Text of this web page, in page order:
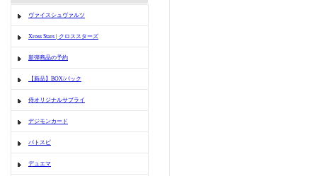
ヴァイスシュヴァルツ
Xross Stars | クロススターズ
新弾商品の予約
【新品】BOX/パック
侍オリジナルサプライ
デジモンカード
バトスピ
デュエマ